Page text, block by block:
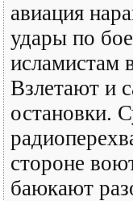
авиация
удары по
исламистам
Взлетают и
остановки.
стороне
баюкают